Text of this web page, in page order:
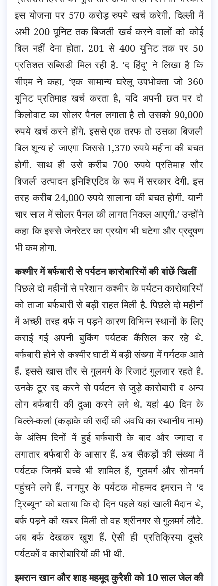
इस योजना पर 570 करोड़ रुपये खर्च करेगी. दिल्ली में
अभी 200 यूनिट तक बिजली खर्च करने वालों को कोई
बिल नहीं देना होता. 201 से 400 यूनिट तक पर 50
प्रतिशत सब्सिडी मिल रही है. ‘द हिंदू’ ने लिखा है कि
सीएम ने कहा, ‘एक सामान्य घरेलू उपभोक्ता जो 360
यूनिट प्रतिमाह खर्च करता है, यदि अपनी छत पर दो
किलोवाट का सोलर पैनल लगाता है तो उसको 90,000
रुपये खर्च करने होंगे. इससे एक तरफ तो उसका बिजली
बिल शून्य हो जाएगा जिससे 1,370 रुपये महीना की बचत
होगी. साथ ही उसे करीब 700 रुपये प्रतिमाह सौर
बिजली उत्पादन इनिशिएटिव के रूप में सरकार देगी. इस
तरह करीब 24,000 रुपये सालाना की बचत होगी. यानी
चार साल में सोलर पैनल की लागत निकल आएगी.’ उन्होंने
कहा कि इससे जेनरेटर का प्रयोग भी घटेगा और प्रदूषण
भी कम होगा.
कश्मीर में बर्फबारी से पर्यटन कारोबारियों की बांछें खिलीं
पिछले दो महीनों से परेशान कश्मीर के पर्यटन कारोबारियों
को ताजा बर्फबारी से बड़ी राहत मिली है. पिछले दो महीनों
में अच्छी तरह बर्फ न पड़ने कारण विभिन्न स्थानों के लिए
कराई गई अपनी बुकिंग पर्यटक कैंसिल कर रहे थे.
बर्फबारी होने से कश्मीर घाटी में बड़ी संख्या में पर्यटक आते
हैं. इससे खास तौर से गुलमर्ग के रिजार्ट गुलजार रहते हैं.
उनके टूर रद्द करने से पर्यटन से जुड़े कारोबारी व अन्य
लोग बर्फबारी की दुआ करने लगे थे. यहां 40 दिन के
चिल्ले-कलां (कड़ाके की सर्दी की अवधि का स्थानीय नाम)
के अंतिम दिनों में हुई बर्फबारी के बाद और ज्यादा व
लगातार बर्फबारी के आसार हैं. अब सैकड़ों की संख्या में
पर्यटक जिनमें बच्चे भी शामिल हैं, गुलमर्ग और सोनमर्ग
पहुंचने लगे हैं. नागपुर के पर्यटक मोहम्मद इमरान ने ‘द
ट्रिब्यून’ को बताया कि दो दिन पहले यहां खाली मैदान थे,
बर्फ पड़ने की खबर मिली तो वह श्रीनगर से गुलमर्ग लौटे.
अब बर्फ देखकर खुश हैं. ऐसी ही प्रतिक्रिया दूसरे
पर्यटकों व कारोबारियों की भी थी.
इमरान खान और शाह महमूद कुरैशी को 10 साल जेल की